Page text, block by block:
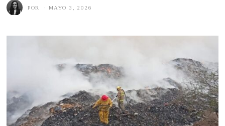
POR MAYO 3, 2026
4
2
6